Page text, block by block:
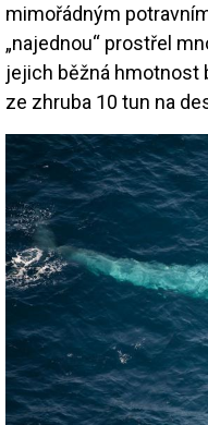
mimořádným
„najednou“ prostřel
jejich běžná hmotnost
ze zhruba 10 tun na
Image